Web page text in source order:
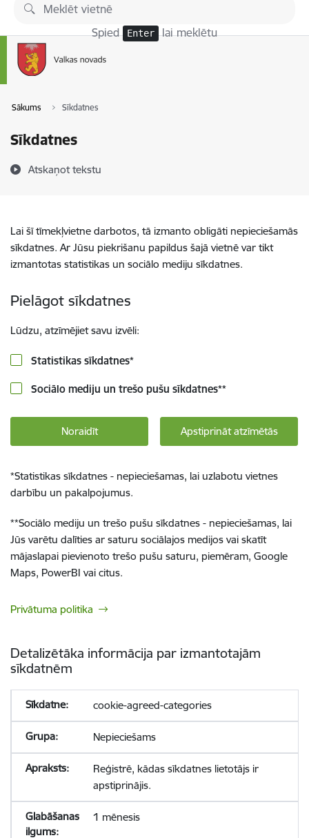
Pāriet uz lapas saturu
Spied Enter lai meklētu
Sākums Sīkdatnes
Sīkdatnes
Atskaņot tekstu
Lai šī tīmekļvietne darbotos, tā izmanto obligāti nepieciešamās
sīkdatnes. Ar Jūsu piekrišanu papildus šajā vietnē var tikt
izmantotas statistikas un sociālo mediju sīkdatnes.
Pielāgot sīkdatnes
Lūdzu, atzīmējiet savu izvēli:
Statistikas sīkdatnes*
Sociālo mediju un trešo pušu sīkdatnes**
Noraidīt Apstiprināt atzīmētās
*Statistikas sīkdatnes - nepieciešamas, lai uzlabotu vietnes
darbību un pakalpojumus.
**Sociālo mediju un trešo pušu sīkdatnes - nepieciešamas, lai
Jūs varētu dalīties ar saturu sociālajos medijos vai skatīt
mājaslapai pievienoto trešo pušu saturu, piemēram, Google
Maps, PowerBI vai citus.
Privātuma politika
Detalizētāka informācija par izmantotajām
sīkdatnēm
cookie-agreed-categories
Nepieciešams
Reģistrē, kādas sīkdatnes lietotājs ir
apstiprinājis.
1 mēnesis